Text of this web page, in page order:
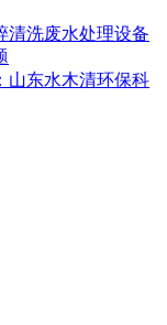
清洗废水处理设备
山东水木清环保科